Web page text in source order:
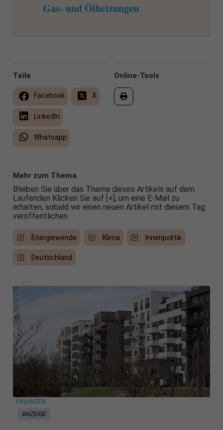
Gas- und Ölheizungen
Online-Tools
Teile
Facebook X
LinkedIn
Whatsapp
Mehr zum Thema
Bleiben Sie über das Thema dieses Artikels auf dem
Laufenden Klicken Sie auf [+], um eine E-Mail zu
erhalten, sobald wir einen neuen Artikel mit diesem Tag
veröffentlichen
Energiewende Klima Innenpolitik
Deutschland
ANZEIGE
FINANZEN